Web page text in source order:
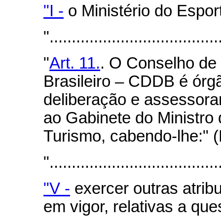
"I - o Ministério do
"Art. 11.. O Conselho
Brasileiro – CDDB é
deliberação e
ao Gabinete do
Turismo, cabendo-lhe:"
"V - exercer outras
em vigor, relativas a